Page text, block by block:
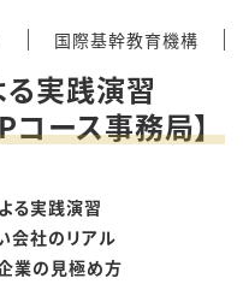
国際基幹教育機構
る実践演習
コース事務局】
る実践演習
会社のリアル
業の見極め方